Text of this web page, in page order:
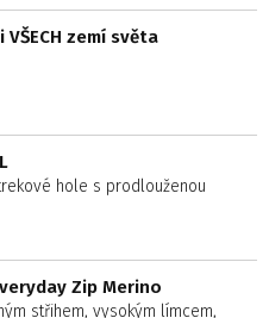
zemí světa
hole s prodlouženou
Zip Merino
střihem, vysokým límcem,